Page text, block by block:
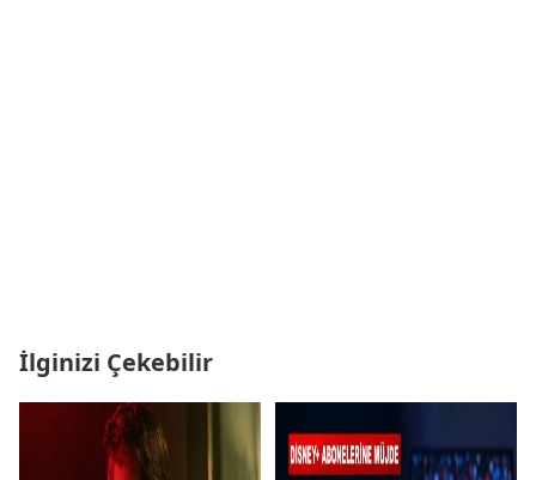
İlginizi Çekebilir